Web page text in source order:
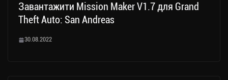
Завантажити Mission Maker V1.7 для Grand
Theft Auto: San Andreas
30.08.2022